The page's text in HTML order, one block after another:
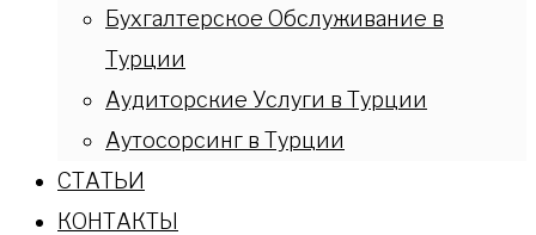
Бухгалтерское Обслуживание в
Турции
Аудиторские Услуги в Турции
Аутосорсинг в Турции
СТАТЬИ
КОНТАКТЫ